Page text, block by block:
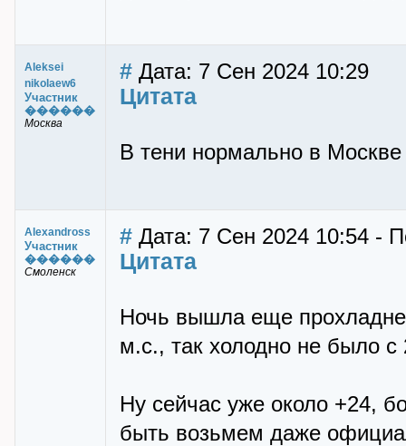
Aleksei
nikolaew6
Участник
������
Москва
# Дата: 7 Сен 2024 10:29
Цитата
В тени нормально в Москве
Alexandross
Участник
������
Смоленск
# Дата: 7 Сен 2024 10:54 -
Цитата
Ночь вышла еще
м.с., так холодно не было с
Ну сейчас уже около +24,
быть возьмем даже